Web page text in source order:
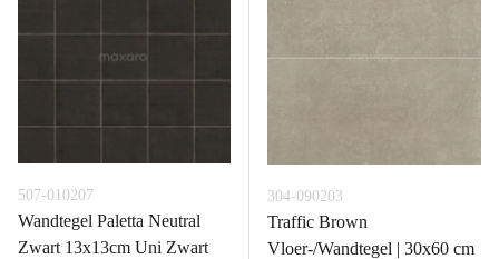
507-010207
Wandtegel Paletta Neutral
Zwart 13x13cm Uni Zwart
304-090203
Traffic Brown
Vloer-/Wandtegel | 30x60 cm